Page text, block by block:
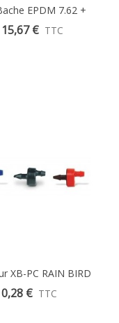
Aperçu Rapide
EPDM 7.62 +
400g
€ TTC
Aperçu Rapide
XB-PC RAIN BIRD
H 4 X 6mm
0,28 € TTC